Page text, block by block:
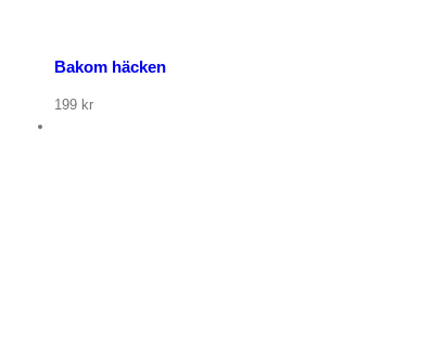
Bakom häcken
199 kr